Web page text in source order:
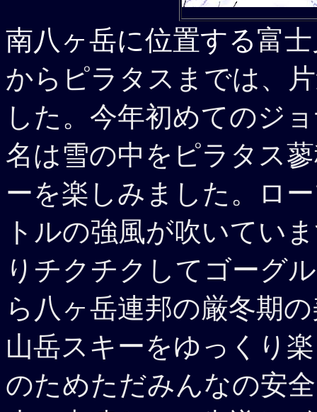
南八ヶ岳に位置する富
からピラタスまでは、
した。今年初めてのジ
名は雪の中をピラタス
ーを楽しみました。ロ
トルの強風が吹いてい
りチクチクしてゴーグ
ら八ヶ岳連邦の厳冬期
山岳スキーをゆっくり
のためただみんなの安